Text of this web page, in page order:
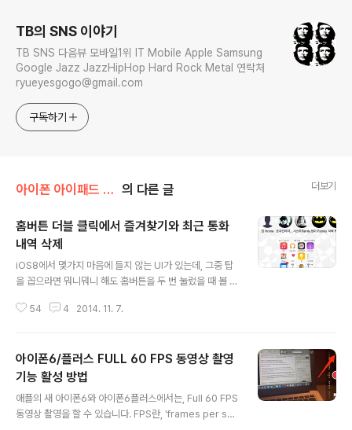
TB의 SNS 이야기
TB SNS 다음뷰 모바일1위 IT Mobile Apple Samsung
Google Jazz JazzHipHop Hard Rock Metal 연락처
ryueyesgogo@gmail.com
구독하기
아이폰 아이패드 강좌 의 다른 글 더보기
홈버튼 더블 클릭에서 즐겨찾기와 최근 통화
내역 삭제
iOS8에서 몇가지 마음에 들지 않는 UI가 있는데, 그중 탑
을 꼽으라면 뭐니뭐니 해도 홈버튼을 두 번 눌렀을 때 볼 수
록'입니다. 이걸 어디서 찾아야 하나? 전화에서 찾아야 하
설정은 'Mail, 연락처, 캘린더'로 통합되어 있습니다. 설정
→ Mail, 연락처, 캘린더 → App 전환기에서 보기 를 선택
합니다. 홈버튼 더블 클릭을 통한 백그라운를 한글 iOS에
서는 'App 전환기(App Switcher)'라고 부릅니다. Step
2. '전화 즐겨찾기' 와 '최근 사용'을 해제하면, (우)화면 처
54 4 2014. 11. 7.
아이폰6/플러스 FULL 60 FPS 동영상 촬영
기능 활성 방법
애플의 새 아이폰6와 아이폰6플러스에서는, Full 60 FPS
동영상 촬영을 할 수 있습니다. FPS란, 'frames per sec